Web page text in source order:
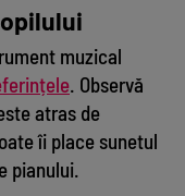
muzical
. Observă
atras de
îi place sunetul
pianului.